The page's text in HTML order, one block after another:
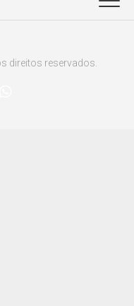
direitos reservados.